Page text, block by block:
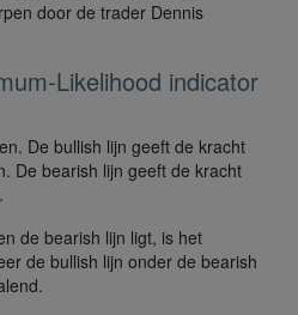
door de trader Dennis
Likelihood indicator
De bullish lijn geeft de kracht
De bearish lijn geeft de kracht
de bearish lijn ligt, is het
de bullish lijn onder de bearish